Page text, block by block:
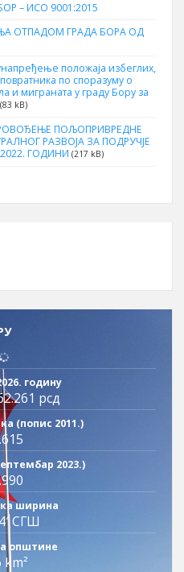
– ИСО 9001:2015
ОТПАДОМ ГРАДА БОРА ОД
положаја избеглих,
по споразуму о
и миграната у граду Бору за
(83 kB)
ПОЉОПРИВРЕДНЕ
РАЗВОЈА ЗА ПОДРУЧЈЕ
ГОДИНИ (217 kB)
годину
рсд
(попис 2011.)
2023.)
ширина
СГШ
општине
km²